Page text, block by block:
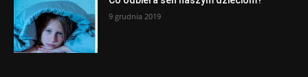
9 grudnia 2019